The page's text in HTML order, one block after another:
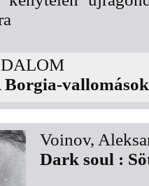
Borgia-vallomások
Voinov,
Dark soul :